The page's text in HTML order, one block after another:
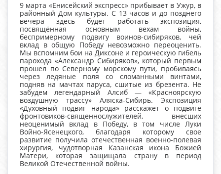
9 марта «Енисейский экспресс» прибывает в Ужур, в
районный Дом культуры. С 13 часов и до позднего
вечера здесь будет работать экспозиция,
посвящённая основным вехам войны,
беспримерному подвигу воинов-сибиряков, чей
вклад в общую Победу невозможно переоценить.
Мы вспомним бои на Диксоне и героическую гибель
парохода «Александр Сибиряков», который первым
прошел по Северному морскому пути, пробиваясь
через ледяные поля со сломанными винтами,
подняв на мачтах паруса, сшитые из брезента. Не
забудем легендарный Алсиб — «Красноярскую
воздушную трассу» Аляска-Сибирь. Экспозиция
«Духовный подвиг народа» расскажет о подвиге
фронтовиков-священнослужителей, внесших
неоценимый вклад в Победу, в том числе Луки
Войно-Ясенецкого, благодаря которому свое
развитие получила отечественная военно-полевая
хирургия, чудотворная Казанская икона Божией
Матери, которая защищала страну в период
Великой Отечественной войны.